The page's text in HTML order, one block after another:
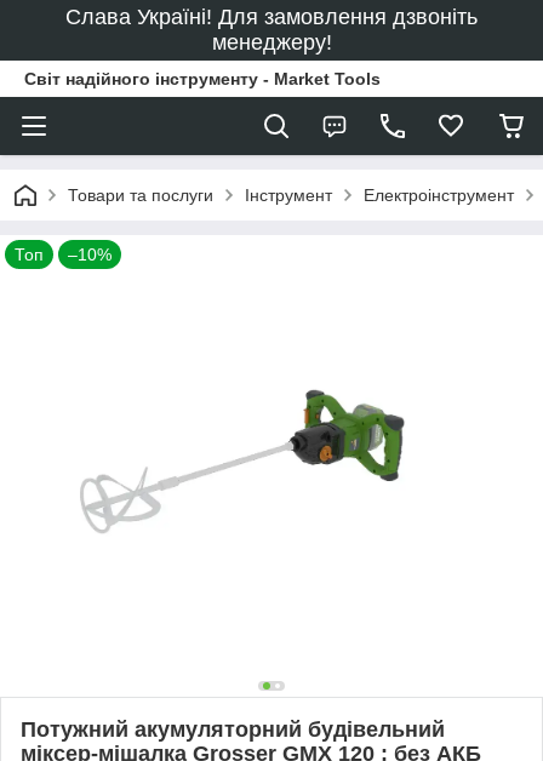
Слава Україні! Для замовлення дзвоніть
менеджеру!
Світ надійного інструменту - Market Tools
Товари та послуги Інструмент Електроінструмент
Топ –10%
Потужний акумуляторний будівельний
міксер-мішалка Grosser GMX 120 : без АКБ